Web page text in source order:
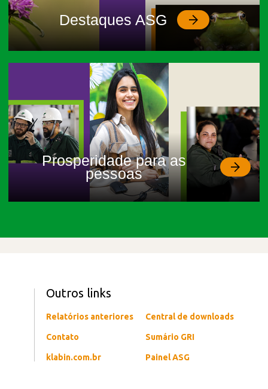
Destaques ASG
Prosperidade para as
pessoas
Outros links
Relatórios anteriores
Contato
klabin.com.br
Central de downloads
Sumário GRI
Painel ASG